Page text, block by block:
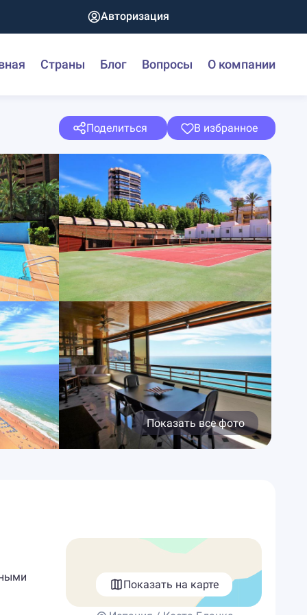
Авторизация
Страны Блог Вопросы О компании
Поделиться В избранное
Показать все фото
Показать на карте